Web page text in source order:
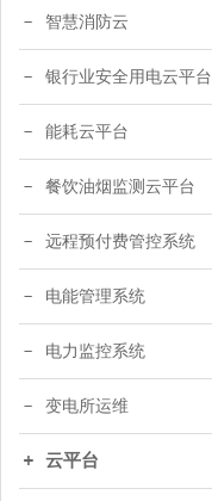
智慧消防云
银行业安全用电云平台
能耗云平台
餐饮油烟监测云平台
远程预付费管控系统
电能管理系统
电力监控系统
变电所运维
云平台